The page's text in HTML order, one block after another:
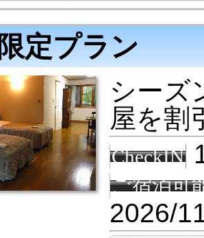
定プラン
シーズ
屋を割
CheckIN
ご宿泊可
2026/